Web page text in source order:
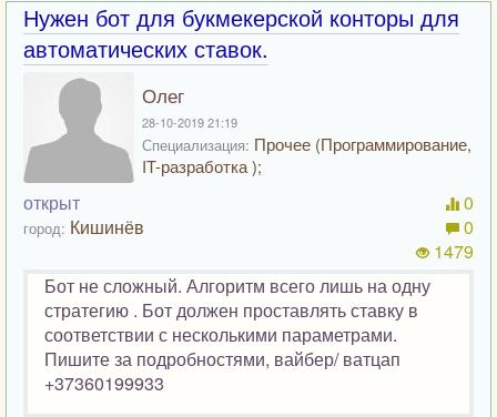
Нужен бот для букмекерской конторы для
автоматических ставок.
Олег
28-10-2019 21:19
Специализация: Прочее (Программирование,
IT-разработка );
открыт
город: Кишинёв
0
0
1479
Бот не сложный. Алгоритм всего лишь на одну
стратегию . Бот должен проставлять ставку в
соответствии с несколькими параметрами.
Пишите за подробностями, вайбер/ ватцап
+37360199933